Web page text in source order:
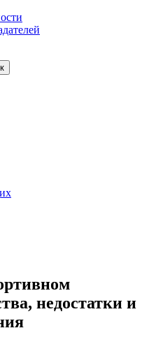
недостатки и